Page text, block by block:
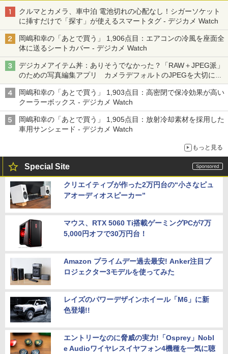
クルマとカメラ、車中泊 電池切れの心配なし！シガーソケット
に挿すだけで「探す」が使えるスマートタグ - デジカメ Watch
岡嶋和幸の「あとで買う」 1,906点目：エアコンの冷風を座面全
体に送るシートカバー - デジカメ Watch
デジカメアイテム丼：ありそうでなかった？「RAW＋JPEG派」
のための写真編集アプリ カメラデフォルトのJPEGを大切にす
る「Filmator」
岡嶋和幸の「あとで買う」 1,903点目：高密閉で保冷効果が高い
クーラーボックス - デジカメ Watch
岡嶋和幸の「あとで買う」 1,905点目：放射冷却素材を採用した
車用サンシェード - デジカメ Watch
もっと見る
Special Site
クリエイティブが作った2万円台の“小さなピュ
アオーディオスピーカー”
マウス、RTX 5060 Ti搭載ゲーミングPCが7万
5,000円オフで30万円台！
Amazon プライムデー過去最安! Anker注目プ
ロジェクター3モデルを使ってみた
レイズのパワーデザインホイール「M6」に新
色登場!!
エントリーなのに脅威の実力!「Osprey」Nobl
e Audioワイヤレスイヤフォン4機種を一気に聴